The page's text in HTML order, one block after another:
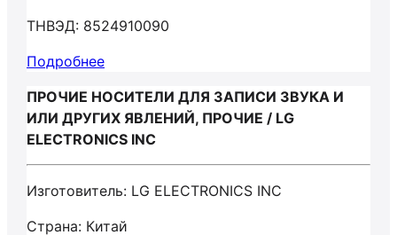
ТНВЭД: 8524910090
Подробнее
ПРОЧИЕ НОСИТЕЛИ ДЛЯ ЗАПИСИ ЗВУКА И
ИЛИ ДРУГИХ ЯВЛЕНИЙ, ПРОЧИЕ / LG
ELECTRONICS INC
Изготовитель: LG ELECTRONICS INC
Страна: Китай